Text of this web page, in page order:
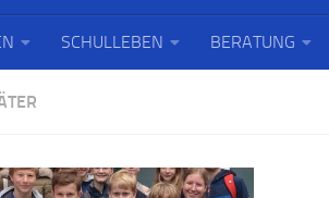
SCHULLEBEN BERATUNG